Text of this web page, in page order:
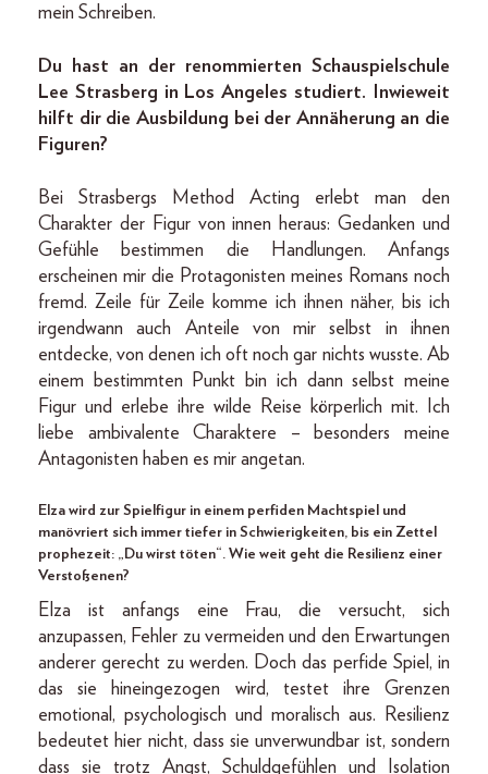
mein Schreiben.
Du hast an der renommierten Schauspielschule
Lee Strasberg in Los Angeles studiert. Inwieweit
hilft dir die Ausbildung bei der Annäherung an die
Figuren?
Bei Strasbergs Method Acting erlebt man den
Charakter der Figur von innen heraus: Gedanken und
Gefühle bestimmen die Handlungen. Anfangs
erscheinen mir die Protagonisten meines Romans noch
fremd. Zeile für Zeile komme ich ihnen näher, bis ich
irgendwann auch Anteile von mir selbst in ihnen
entdecke, von denen ich oft noch gar nichts wusste. Ab
einem bestimmten Punkt bin ich dann selbst meine
Figur und erlebe ihre wilde Reise körperlich mit. Ich
liebe ambivalente Charaktere – besonders meine
Antagonisten haben es mir angetan.
Elza wird zur Spielfigur in einem perfiden Machtspiel und
manövriert sich immer tiefer in Schwierigkeiten, bis ein Zettel
prophezeit: „Du wirst töten“. Wie weit geht die Resilienz einer
Verstoßenen?
Elza ist anfangs eine Frau, die versucht, sich
anzupassen, Fehler zu vermeiden und den Erwartungen
anderer gerecht zu werden. Doch das perfide Spiel, in
das sie hineingezogen wird, testet ihre Grenzen
emotional, psychologisch und moralisch aus. Resilienz
bedeutet hier nicht, dass sie unverwundbar ist, sondern
dass sie trotz Angst, Schuldgefühlen und Isolation